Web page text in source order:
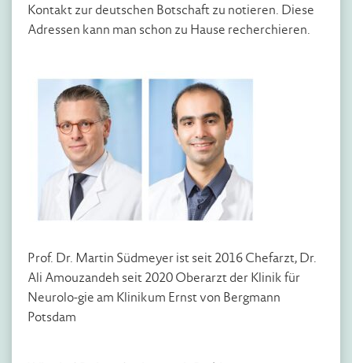
Kontakt zur deutschen Botschaft zu notieren. Diese
Adressen kann man schon zu Hause recherchieren.
Prof. Dr. Martin Südmeyer ist seit 2016 Chefarzt, Dr.
Ali Amouzandeh seit 2020 Oberarzt der Klinik für
Neurolo-gie am Klinikum Ernst von Bergmann
Potsdam